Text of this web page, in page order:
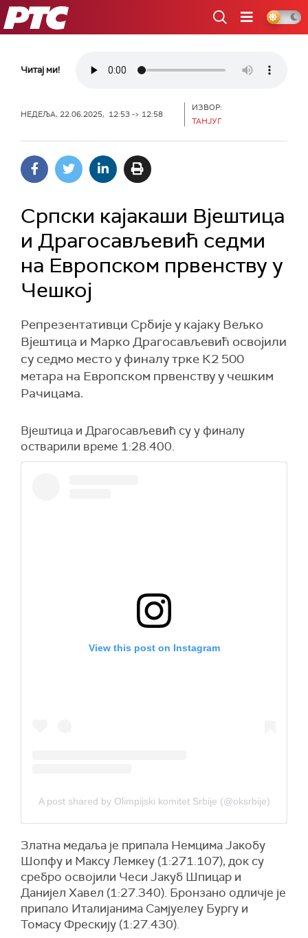
РТС
Читај ми!
НЕДЕЉА, 22.06.2025, 12:53 -> 12:58
ИЗВОР:
ТАНЈУГ
Српски кајакаши Вјештица
и Драгосављевић седми
на Европском првенству у
Чешкој
Репрезентативци Србије у кајаку Вељко
Вјештица и Марко Драгосављевић освојили
су седмо место у финалу трке К2 500
метара на Европском првенству у чешким
Рачицама.
Вјештица и Драгосављевић су у финалу
остварили време 1:28.400.
View this post on Instagram
A post shared by Olimpijski komitet Srbije (@oksrbije)
Златна медаља је припала Немцима Јакобу
Шопфу и Максу Лемкеу (1:271.107), док су
сребро освојили Чеси Јакуб Шпицар и
Данијел Хавел (1:27.340). Бронзано одличје је
припало Италијанима Самјуелеу Бургу и
Томасу Фрескију (1:27.430).